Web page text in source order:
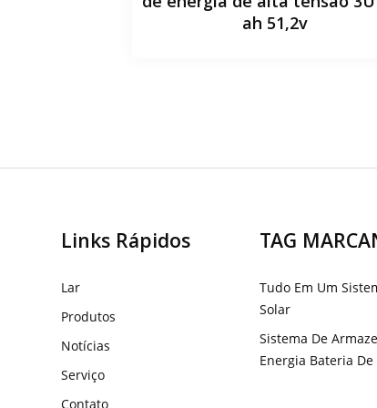
ah 51,2v
Links Rápidos
Lar
Produtos
Notícias
Serviço
Contato
TAG
Tudo Em Um
Solar
Sistema De
Energia Bateria